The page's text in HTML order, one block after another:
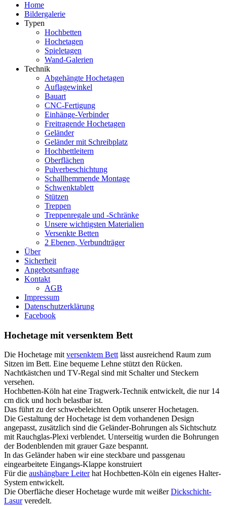
contentHome
Bildergalerie
Typen
Hochbetten
Hochetagen
Spieletagen
Wand-Galerien
Technik
Abgehängte Hochetagen
Auflagewinkel
Bauart
CNC-Fertigung
Einhänge-Verbinder
Freitragende Hochetagen
Geländer
Geländer mit Schreibplatz
Hochbettleitern
Oberflächen
Pulverbeschichtung
Schallhemmende Montage
Schwenktablett
Stützen
Treppen
Treppenregale und -Schränke
Unsere wichtigsten Materialien
Versenkte Betten
2 Ebenen, Verbundträger
Über
Sicherheit
Angebotsanfrage
Kontakt
AGB
Impressum
Datenschutzerklärung
Facebook
Hochetage mit versenktem Bett
Die Hochetage mitversenktem Bettlässt ausreichend Raum zum
Sitzen im Bett. Eine bequeme Lehne stützt den Rücken.
Nachtkästchen und TV-Regal sind mit Schalter und Steckern
versehen.
Hochbetten-Köln hat eine Tragwerk-Technik entwickelt, die nur 14
cm dick und hoch belastbar ist.
Das führt zu der schwebeleichten Optik unserer Hochetagen.
Die Gestaltung der Hochetage ist dem vorhandenen Design
angepasst, zusätzlich sind die Geländer-Bohrungen als Sichtschutz
mit Rauchglas-Plexi verblendet. Unterseitig wurden die Bohrungen
der Bodenblenden mit grauer Gaze bespannt.
In das Geländer haben wir eine steckbare und passgenau
eingearbeitete Eingangs-Klappe konstruiert
Für die aushängbare Leiterhat Hochbetten-Köln ein eigenes Halter-
System entwickelt.
Die Oberfläche dieser Hochetage wurde mit weißerDickschicht-
Lasurveredelt.